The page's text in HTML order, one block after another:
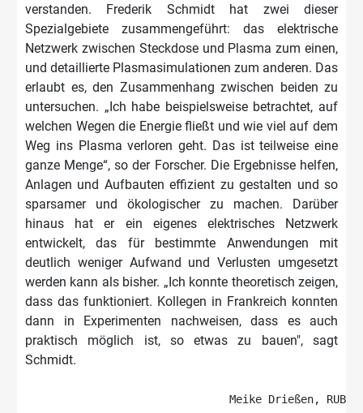
verstanden. Frederik Schmidt hat zwei dieser
Spezialgebiete zusammengeführt: das elektrische
Netzwerk zwischen Steckdose und Plasma zum einen,
und detaillierte Plasmasimulationen zum anderen. Das
erlaubt es, den Zusammenhang zwischen beiden zu
untersuchen. „Ich habe beispielsweise betrachtet, auf
welchen Wegen die Energie fließt und wie viel auf dem
Weg ins Plasma verloren geht. Das ist teilweise eine
ganze Menge“, so der Forscher. Die Ergebnisse helfen,
Anlagen und Aufbauten effizient zu gestalten und so
sparsamer und ökologischer zu machen. Darüber
hinaus hat er ein eigenes elektrisches Netzwerk
entwickelt, das für bestimmte Anwendungen mit
deutlich weniger Aufwand und Verlusten umgesetzt
werden kann als bisher. „Ich konnte theoretisch zeigen,
dass das funktioniert. Kollegen in Frankreich konnten
dann in Experimenten nachweisen, dass es auch
praktisch möglich ist, so etwas zu bauen", sagt
Schmidt.
Meike Drießen, RUB